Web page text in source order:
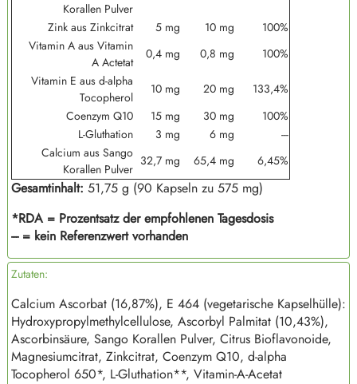
Korallen Pulver
Zink aus Zinkcitrat 5 mg 10 mg
100%
Vitamin A aus Vitamin
A Actetat
0,4 mg 0,8 mg
100%
Vitamin E aus d-alpha
Tocopherol
10 mg 20 mg
133,4%
Coenzym Q10
15 mg 30 mg
100%
L-Gluthation
3 mg 6 mg
---
Calcium aus Sango
Korallen Pulver
32,7 mg 65,4 mg 6,45%
Gesamtinhalt: 51,75 g (90 Kapseln zu 575 mg)
*RDA = Prozentsatz der empfohlenen Tagesdosis
--- = kein Referenzwert vorhanden
Zutaten:
Calcium Ascorbat (16,87%), E 464 (vegetarische Kapselhülle):
Hydroxypropylmethylcellulose, Ascorbyl Palmitat (10,43%),
Ascorbinsäure, Sango Korallen Pulver, Citrus Bioflavonoide,
Magnesiumcitrat, Zinkcitrat, Coenzym Q10, d-alpha
Tocopherol 650*, L-Gluthation**, Vitamin-A-Acetat